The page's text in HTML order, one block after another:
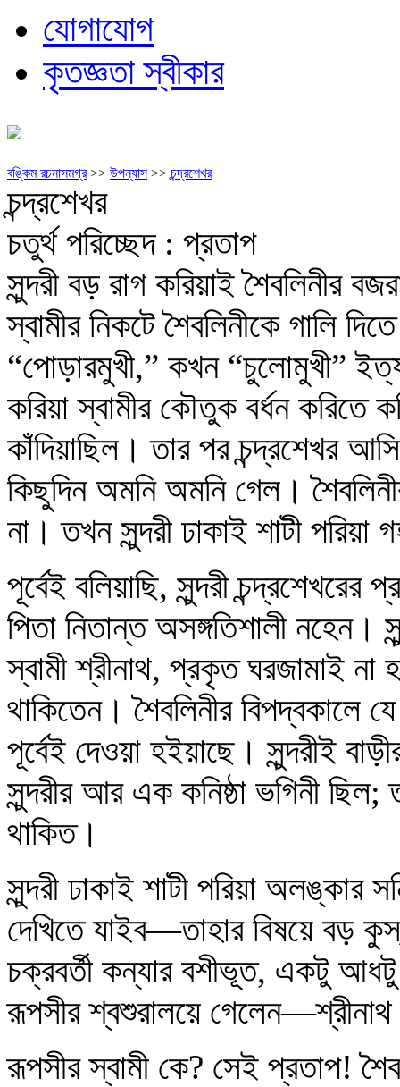
যোগাযোগ
কৃতজ্ঞতা স্বীকার
বঙ্কিম রচনাসমগ্র >> উপন্যাস >> চন্দ্রশেখর
চন্দ্রশেখর
চতুর্থ পরিচ্ছেদ : প্রতাপ
সুন্দরী বড় রাগ করিয়াই শৈবলিনীর
স্বামীর নিকটে শৈবলিনীকে গালি
“পোড়ারমুখী,” কখন “চুলোমুখী”
করিয়া স্বামীর কৌতুক বর্ধন
কাঁদিয়াছিল। তার পর চন্দ্রশেখর
কিছুদিন অমনি অমনি গেল।
না। তখন সুন্দরী ঢাকাই শাটী পরিয়া
পূর্বেই বলিয়াছি, সুন্দরী
পিতা নিতান্ত অসঙ্গতিশালী নহেন।
স্বামী শ্রীনাথ, প্রকৃত ঘরজামাই
থাকিতেন। শৈবলিনীর বিপদ্ব‌কালে
পূর্বেই দেওয়া হইয়াছে। সুন্দরীই
সুন্দরীর আর এক কনিষ্ঠা ভগিনী
থাকিত।
সুন্দরী ঢাকাই শাটী পরিয়া অলঙ্কার
দেখিতে যাইব—তাহার বিষয়ে বড়
চক্রবর্তী কন্যার বশীভূত, একটু
রূপসীর শ্বশুরালয়ে
রূপসীর স্বামী কে? সেই প্রতাপ!